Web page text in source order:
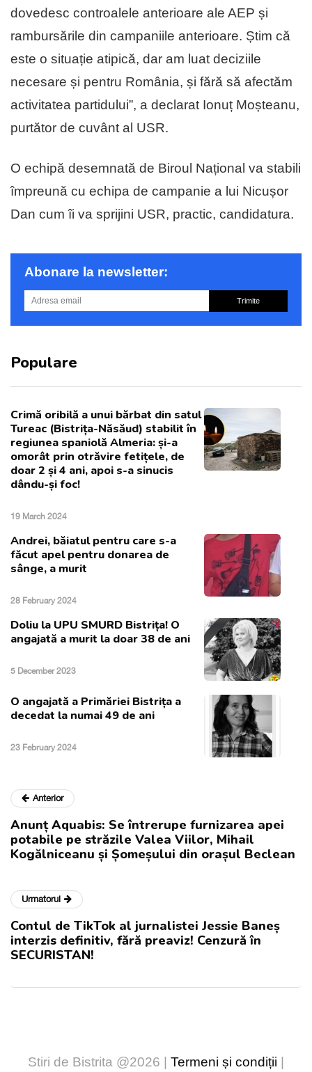
dovedesc controalele anterioare ale AEP și
rambursările din campaniile anterioare. Știm că
este o situație atipică, dar am luat deciziile
necesare și pentru România, și fără să afectăm
activitatea partidului”, a declarat Ionuț Moșteanu,
purtător de cuvânt al USR.
O echipă desemnată de Biroul Național va stabili
împreună cu echipa de campanie a lui Nicușor
Dan cum îi va sprijini USR, practic, candidatura.
Abonare la newsletter:
Trimite
Populare
Crimă oribilă a unui bărbat din satul
Tureac (Bistrița-Năsăud) stabilit în
regiunea spaniolă Almeria: și-a
omorât prin otrăvire fetițele, de
doar 2 și 4 ani, apoi s-a sinucis
dându-și foc!
19 March 2024
Andrei, băiatul pentru care s-a
făcut apel pentru donarea de
sânge, a murit
28 February 2024
Doliu la UPU SMURD Bistrița! O
angajată a murit la doar 38 de ani
5 December 2023
O angajată a Primăriei Bistrița a
decedat la numai 49 de ani
23 February 2024
Anterior
Anunț Aquabis: Se întrerupe furnizarea apei
potabile pe străzile Valea Viilor, Mihail
Kogălniceanu și Șomeșului din orașul Beclean
Urmatorul
Contul de TikTok al jurnalistei Jessie Baneș
interzis definitiv, fără preaviz! Cenzură în
SECURISTAN!
Stiri de Bistrita @2026 | Termeni și condiții